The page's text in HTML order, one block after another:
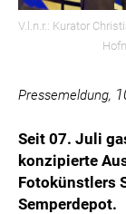
V.l.n.r.: Kurator
Pressemeldung,
Seit 07. Juli
konzipierte
Fotokünstlers
Semperdepot.